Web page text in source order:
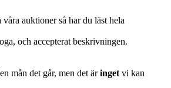
auktioner så har du läst hela
och accepterat beskrivningen.
mån det går, men det äringet vi kan